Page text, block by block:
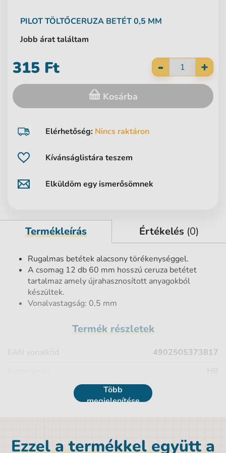
PILOTTÖLTŐCERUZA BETÉT 0,5 MM
Jobb árat találtam
Kívánságlistára teszem
Elküldöm egy ismerősömnek
Elérhetőség: Nincs raktáron
- +
315 Ft
Kosárba
Termékleírás Értékelés (0)
Rugalmas betétek alacsony törékenységgel.
A csomag 12 db 60 mm hosszú ceruza betétet
tartalmaz amely újrahasznosított anyagokból
készültek.
Vonalvastagság: 0,5 mm
Termék részletek
EAN vonalkód
4902505373817
Szélesség
0,7 cm
Több
megjelenítése
Ezzel a termékkel együtt a